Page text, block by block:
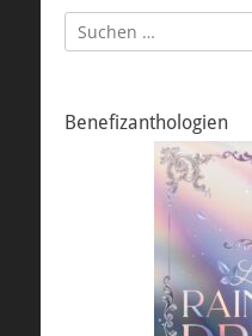
Suchen
nach:
Benefizanthologien